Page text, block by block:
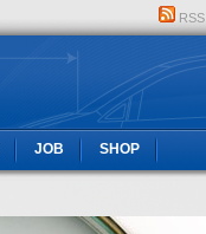
RSS
JOB SHOP